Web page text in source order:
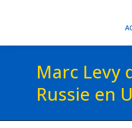
Marc Levy
Russie en